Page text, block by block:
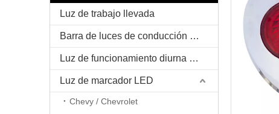
Luz de trabajo llevada
Barra de luces de conducción LED
Luz de funcionamiento diurna LED / DRL
Luz de marcador LED
Chevy / Chevrolet